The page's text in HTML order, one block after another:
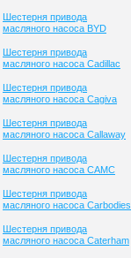
Шестерня привода
масляного насоса BYD
Шестерня привода
масляного насоса Cadillac
Шестерня привода
масляного насоса Cagiva
Шестерня привода
масляного насоса Callaway
Шестерня привода
масляного насоса CAMC
Шестерня привода
масляного насоса Carbodies
Шестерня привода
масляного насоса Caterham